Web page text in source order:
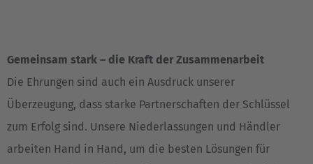
Gemeinsam stark – die Kraft der Zusammenarbeit
Die Ehrungen sind auch ein Ausdruck unserer
Überzeugung, dass starke Partnerschaften der Schlüssel
zum Erfolg sind. Unsere Niederlassungen und Händler
arbeiten Hand in Hand, um die besten Lösungen für